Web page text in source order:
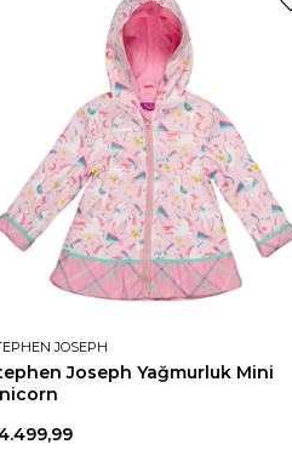
JOSEPH
Joseph Yağmurluk Mini